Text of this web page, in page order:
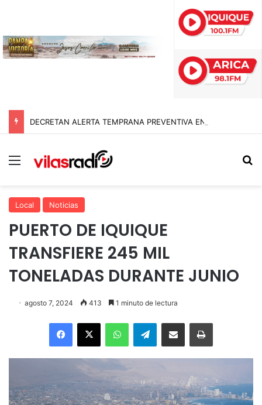
Menú
Local Noticias
PUERTO DE IQUIQUE
TRANSFIERE 245 MIL
TONELADAS DURANTE JUNIO
agosto 7, 2024 413 1 minuto de lectura
Facebook
X WhatsAppTelegramEnviar vía email Imprimir